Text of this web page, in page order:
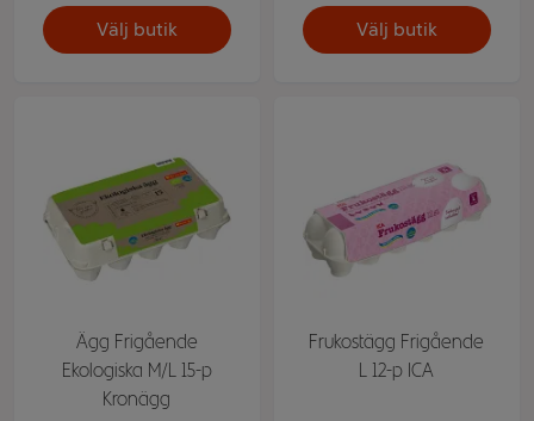
Välj butik Välj butik
Ägg Frigående
Ekologiska M/L 15-p
Kronägg
Frukostägg Frigående
L 12-p ICA